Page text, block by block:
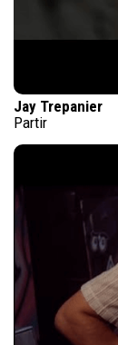
Jay Trepanier
Partir